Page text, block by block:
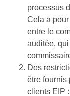
processus
Cela a
entre le
auditée,
Des
être fournis
clients EIP